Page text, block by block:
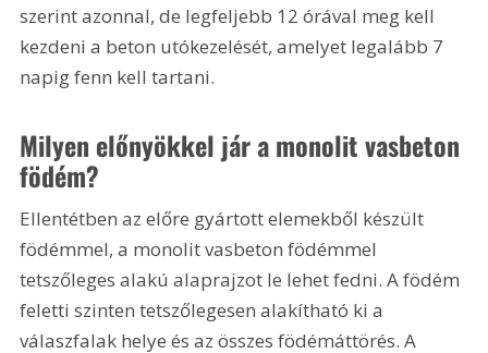
szerint azonnal, de legfeljebb 12 órával meg kell
kezdeni a beton utókezelését, amelyet legalább 7
napig fenn kell tartani.
Milyen előnyökkel jár a monolit vasbeton
födém?
Ellentétben az előre gyártott elemekből készült
födémmel, a monolit vasbeton födémmel
tetszőleges alakú alaprajzot le lehet fedni. A födém
feletti szinten tetszőlegesen alakítható ki a
válaszfalak helye és az összes födémáttörés. A